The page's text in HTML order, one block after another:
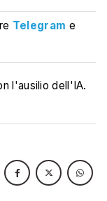
Telegram e
l'ausilio dell'IA.